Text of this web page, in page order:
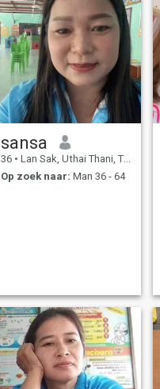
sansa
36 • Lan Sak, Uthai Thani, Thailand
Op zoek naar: Man 36 - 64